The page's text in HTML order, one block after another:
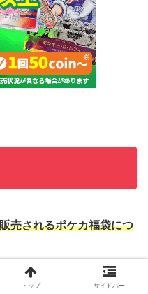
売されるポケカ福袋につ
販売しているのか、また
トップ サイドバー